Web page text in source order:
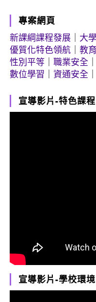
專案網頁
新課綱課程發展
大
優質化特色領航
教
性別平等
職業安全
數位學習
資通安全
宣導影片-特色課程
宣導影片-學校環境